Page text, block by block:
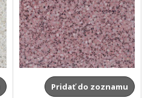
Pridať do zoznamu